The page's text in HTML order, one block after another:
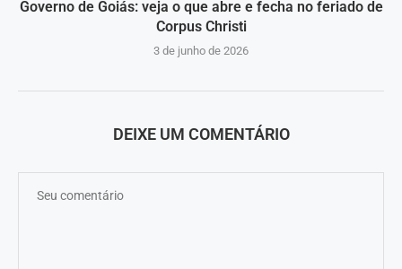
Governo de Goiás: veja o que abre e fecha no feriado de
Corpus Christi
3 de junho de 2026
DEIXE UM COMENTÁRIO